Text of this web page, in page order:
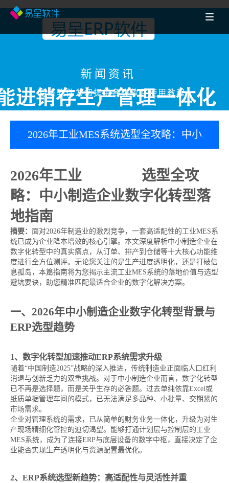
新闻资讯
易呈软件为您提供各类软件使用教程
2026年工业MES系统选型全攻略：中小
2026年工业
选型全攻
略：中小制造企业数字化转型落
地指南
摘要： 面对2026年制造业的激烈竞争，一套高适配性的工业MES系
统已成为企业降本增效的核心引擎。本文深度解析中小制造企业在
数字化转型中的真实痛点，从订单、排产到仓储等十大核心功能维
度进行全方位测评。无论您关注的是生产进度透明化，还是打破信
息孤岛，本篇指南将为您揭示主流工业MES系统的落地价值与选型
避坑要诀，助您精准匹配最适合企业的数字化解决方案。
一、2026年中小制造企业数字化转型背景与
ERP选型趋势
1、数字化转型加速推动ERP系统需求升级
随着“中国制造2025”战略的深入推进，传统制造业正面临人口红利
消退与创新乏力的双重挑战。对于中小制造企业而言，数字化转型
已不再是选择题，而是关乎生存的必答题。过去单纯依靠Excel或
纸质单据管理车间的模式，已无法满足多品种、小批量、交期紧的
市场需求。
企业对管理系统的需求，已从简单的财务业务一体化，升级为对生
产现场精细化管控的迫切渴望。能够打通计划层与控制层的工业
MES系统，成为了连接ERP与底层设备的数字中枢，直接决定了企
业能否实现生产透明化与资源配置最优化。
2、ERP系统选型新趋势：高适配性与灵活性并重